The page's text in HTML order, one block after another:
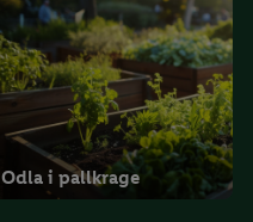
Odla i pallkrage